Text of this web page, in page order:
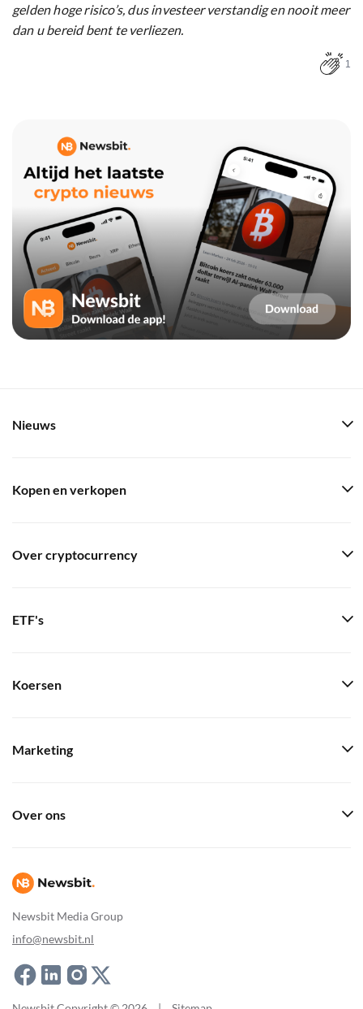
gelden hoge risico’s, dus investeer verstandig en nooit meer
dan u bereid bent te verliezen.
1
Newsbit Media Group
info@newsbit.nl
Nieuws
Kopen en verkopen
Over cryptocurrency
ETF's
Koersen
Marketing
Over ons